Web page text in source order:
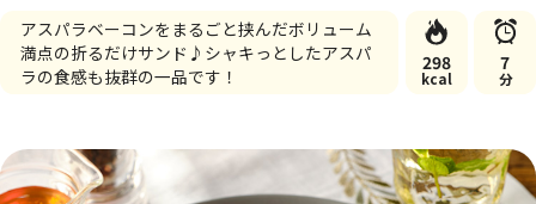
アスパラベーコンをまるごと挟んだボリューム
満点の折るだけサンド♪シャキっとしたアスパ
ラの食感も抜群の一品です！
298
kcal
7
分